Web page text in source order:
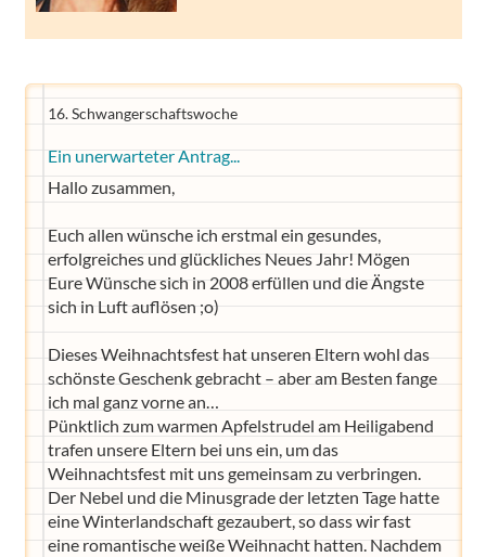
16. Schwangerschaftswoche
Ein unerwarteter Antrag...
Hallo zusammen,
Euch allen wünsche ich erstmal ein gesundes,
erfolgreiches und glückliches Neues Jahr! Mögen
Eure Wünsche sich in 2008 erfüllen und die Ängste
sich in Luft auflösen ;o)
Dieses Weihnachtsfest hat unseren Eltern wohl das
schönste Geschenk gebracht – aber am Besten fange
ich mal ganz vorne an…
Pünktlich zum warmen Apfelstrudel am Heiligabend
trafen unsere Eltern bei uns ein, um das
Weihnachtsfest mit uns gemeinsam zu verbringen.
Der Nebel und die Minusgrade der letzten Tage hatte
eine Winterlandschaft gezaubert, so dass wir fast
eine romantische weiße Weihnacht hatten. Nachdem